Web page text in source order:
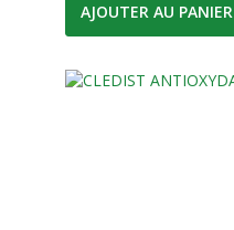
AJOUTER AU PANIER